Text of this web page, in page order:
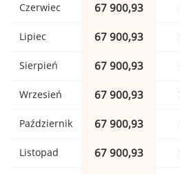
Czerwiec 67 900,93
Lipiec 67 900,93
Sierpień 67 900,93
Wrzesień 67 900,93
Październik 67 900,93
Listopad 67 900,93